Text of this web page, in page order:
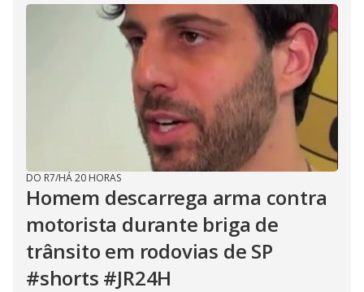
DO R7/HÁ 20 HORAS
Homem descarrega arma contra
motorista durante briga de
trânsito em rodovias de SP
#shorts #JR24H